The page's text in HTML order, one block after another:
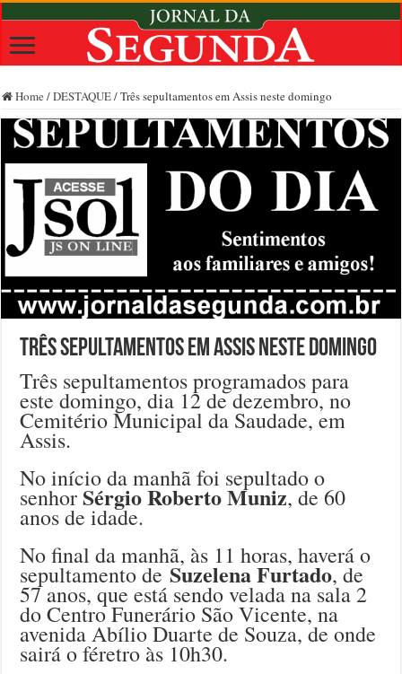
Home /DESTAQUE/Três sepultamentos em Assis neste domingo
Três sepultamentos em Assis neste domingo
Três sepultamentos programados para
este domingo, dia 12 de dezembro, no
Cemitério Municipal da Saudade, em
Assis.
No início da manhã foi sepultado o
senhorSérgio Roberto Muniz, de 60
anos de idade.
No final da manhã, às 11 horas, haverá o
sepultamento deSuzelena Furtado, de
57 anos, que está sendo velada na sala 2
do Centro Funerário São Vicente, na
avenida Abílio Duarte de Souza, de onde
sairá o féretro às 10h30.